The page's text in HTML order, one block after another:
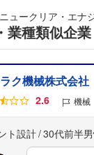
ュークリア・エナ
業種類似企業
ク機械株式会社
2.6 機械
ト設計 30代前半